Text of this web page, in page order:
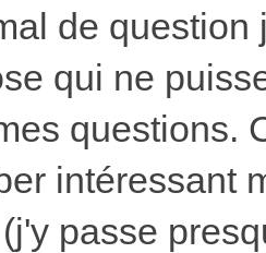
de
qui ne
questions.
intéressant
passe